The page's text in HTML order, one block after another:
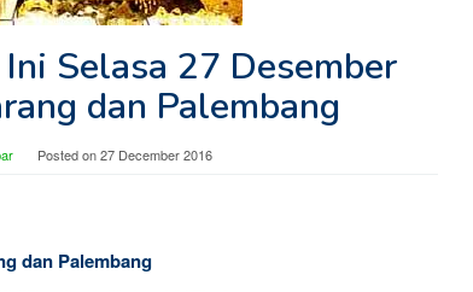
Selasa 27 Desember
dan Palembang
Posted on27 December 2016
dan Palembang